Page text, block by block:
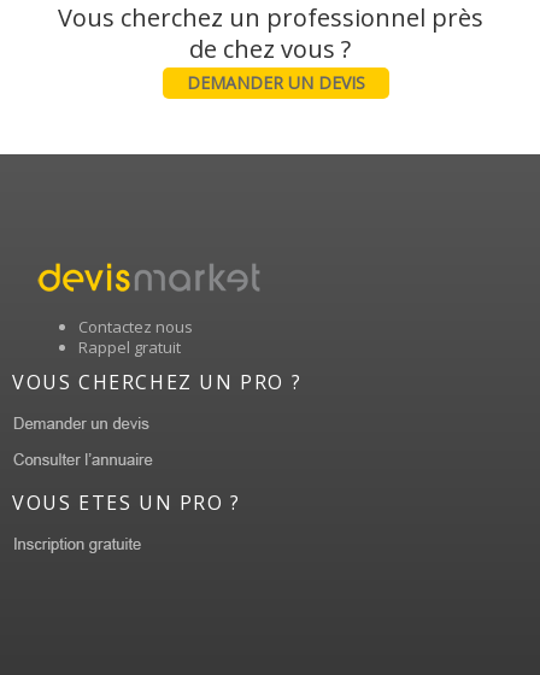
Vous cherchez un professionnel près
DEMANDER UN DEVIS
Contactez nous
Rappel gratuit
VOUS CHERCHEZ UN PRO ?
VOUS ETES UN PRO ?